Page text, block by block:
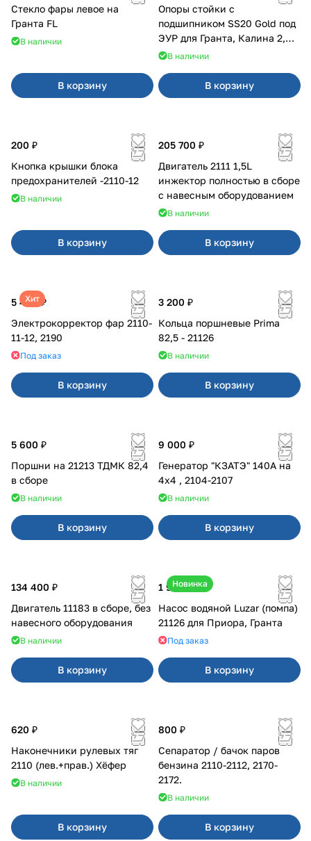
Стекло фары левое на
Гранта FL
В наличии
В корзину
Опоры стойки с
подшипником SS20 Gold под
ЭУР для Гранта, Калина 2,
Datsun
В наличии
В корзину
200 ₽
Кнопка крышки блока
предохранителей -2110-12
В наличии
В корзину
205 700 ₽
Двигатель 2111 1,5L
инжектор полностью в сборе
с навесным оборудованием
В наличии
В корзину
Хит
5 400 ₽
Электрокорректор фар 2110-
11-12, 2190
Под заказ
В корзину
3 200 ₽
Кольца поршневые Prima
82,5 - 21126
В наличии
В корзину
5 600 ₽
Поршни на 21213 ТДМК 82,4
в сборе
В наличии
В корзину
9 000 ₽
Генератор "КЗАТЭ" 140А на
4x4 , 2104-2107
В наличии
В корзину
134 400 ₽
Двигатель 11183 в сборе, без
навесного оборудования
В наличии
В корзину
Новинка
1 990 ₽
Насос водяной Luzar (помпа)
21126 для Приора, Гранта
Под заказ
В корзину
620 ₽
Наконечники рулевых тяг
2110 (лев.+прав.) Хёфер
В наличии
В корзину
800 ₽
Сепаратор / бачок паров
бензина 2110-2112, 2170-
2172.
В наличии
В корзину